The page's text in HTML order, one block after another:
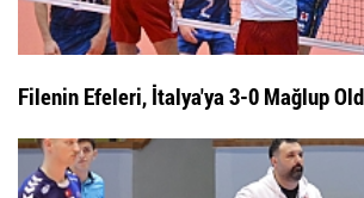
Filenin Efeleri, İtalya'ya 3-0 Mağlup